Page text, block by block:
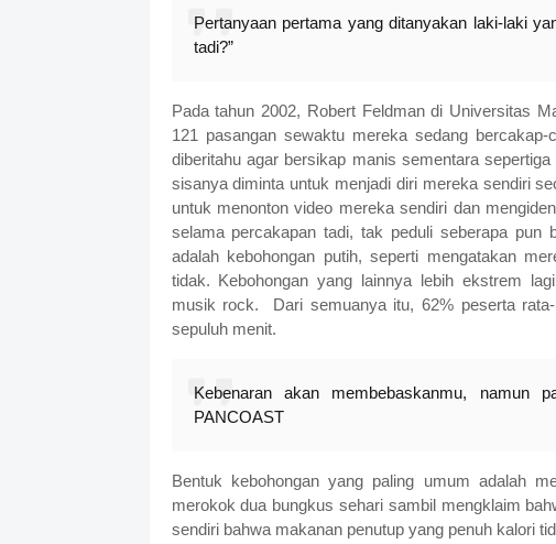
Pertanyaan pertama yang ditanyakan laki-laki
tadi?”
Pada tahun 2002, Robert Feldman di Universitas
121 pasangan sewaktu mereka sedang
diberitahu agar bersikap manis sementara
sisanya diminta untuk menjadi diri mereka sendiri
untuk menonton video mereka sendiri dan
selama percakapan tadi, tak peduli seberapa pun
adalah kebohongan putih, seperti mengatakan
tidak. Kebohongan yang lainnya lebih ekstrem
musik rock.
Dari semuanya itu, 62% peserta
sepuluh menit.
Kebenaran akan membebaskanmu, namun
PANCOAST
Bentuk kebohongan yang paling umum adalah
merokok dua bungkus sehari sambil mengklaim
sendiri bahwa makanan penutup yang penuh kalori